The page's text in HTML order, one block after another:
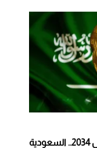
تقييم تاريخي لملف مونديال 2034.. السعودية